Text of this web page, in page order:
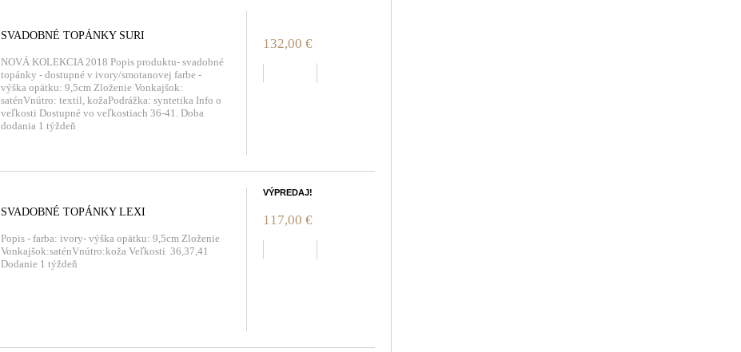
SVADOBNÉ TOPÁNKY SURI
NOVÁ KOLEKCIA 2018 Popis produktu- svadobné
topánky - dostupné v ivory/smotanovej farbe -
výška opätku: 9,5cm Zloženie Vonkajšok:
saténVnútro: textil, kožaPodrážka: syntetika Info o
veľkosti Dostupné vo veľkostiach 36-41. Doba
dodania 1 týždeň
132,00 €
SVADOBNÉ TOPÁNKY LEXI
Popis - farba: ivory- výška opätku: 9,5cm Zloženie
Vonkajšok:saténVnútro:koža Veľkosti 36,37,41
Dodanie 1 týždeň
VÝPREDAJ!
117,00 €